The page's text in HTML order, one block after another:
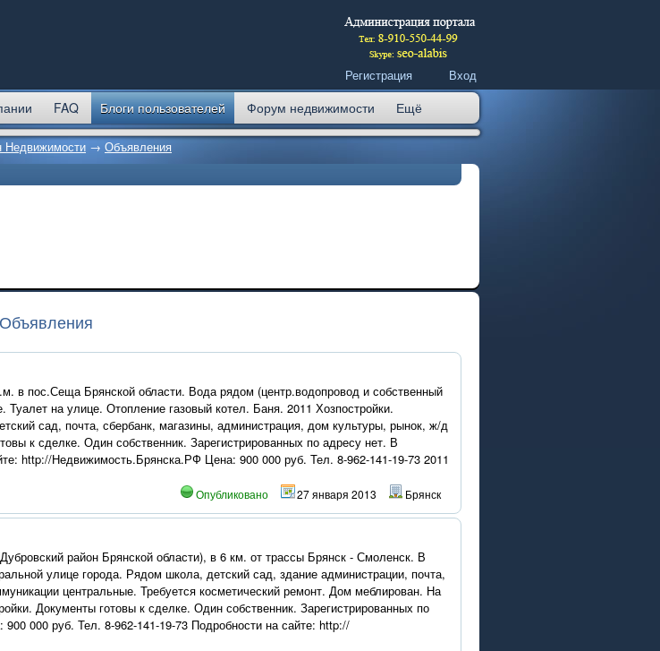
Регистрация Вход
FAQ Блоги пользователей Форум недвижимости Ещё
Недвижимости → Объявления
в пос.Сеща Брянской области. Вода рядом (центр.водопровод и собственный
на улице. Отопление газовый котел. Баня. 2011 Хозпостройки.
сад, почта, сбербанк, магазины, администрация, дом культуры, рынок, ж/д
к сделке. Один собственник. Зарегистрированных по адресу нет. В
http://Недвижимость.Брянска.РФ Цена: 900 000 руб. Тел. 8-962-141-19-73 2011
Опубликовано 27 января 2013 Брянск
район Брянской области), в 6 км. от трассы Брянск - Смоленск. В
улице города. Рядом школа, детский сад, здание администрации, почта,
центральные. Требуется косметический ремонт. Дом меблирован. На
Документы готовы к сделке. Один собственник. Зарегистрированных по
000 руб. Тел. 8-962-141-19-73 Подробности на сайте: http://